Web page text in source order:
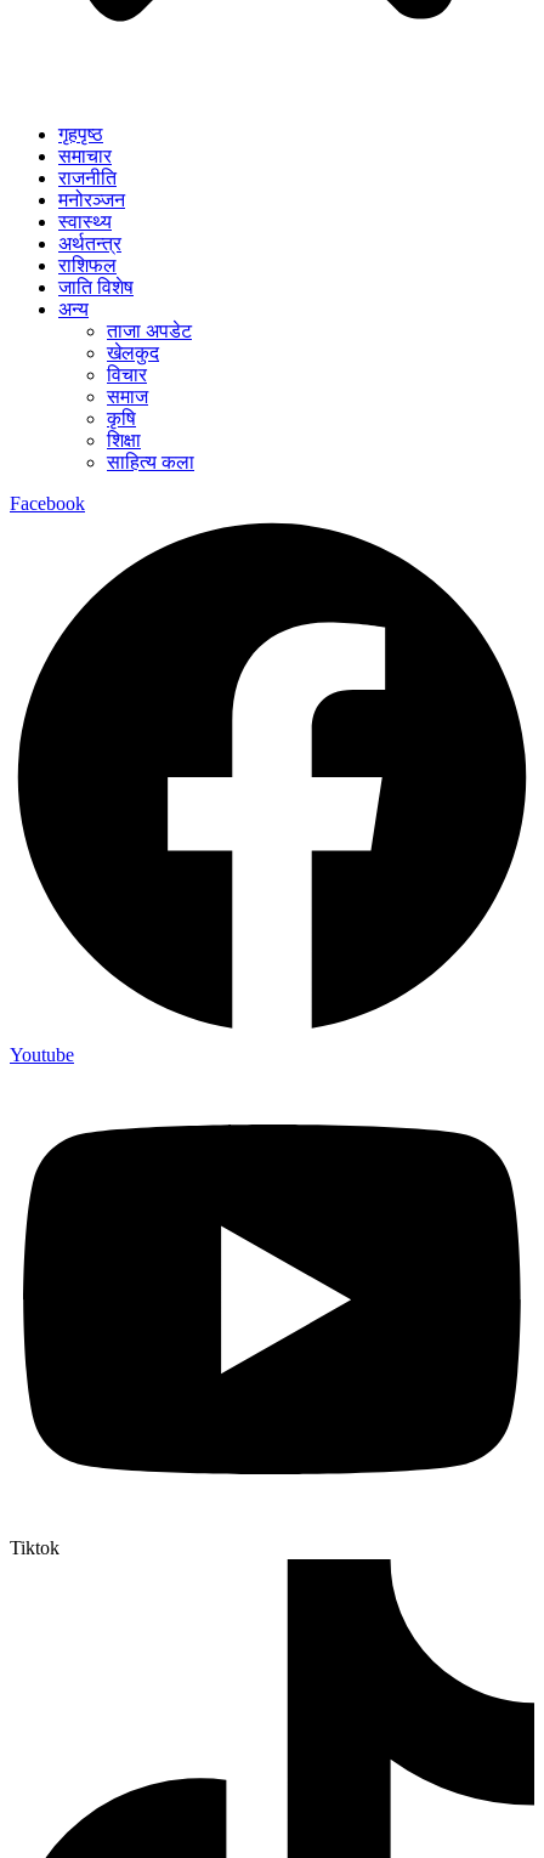
गृहपृष्ठ
समाचार
राजनीति
मनोरञ्जन
स्वास्थ्य
अर्थतन्त्र
राशिफल
जाति विशेष
अन्य
ताजा अपडेट
खेलकुद
विचार
समाज
कृषि
शिक्षा
साहित्य कला
Facebook
Youtube
Tiktok